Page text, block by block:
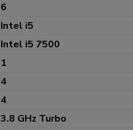
6
Intel i5
Intel i5 7500
1
4
4
3.8 GHz Turbo